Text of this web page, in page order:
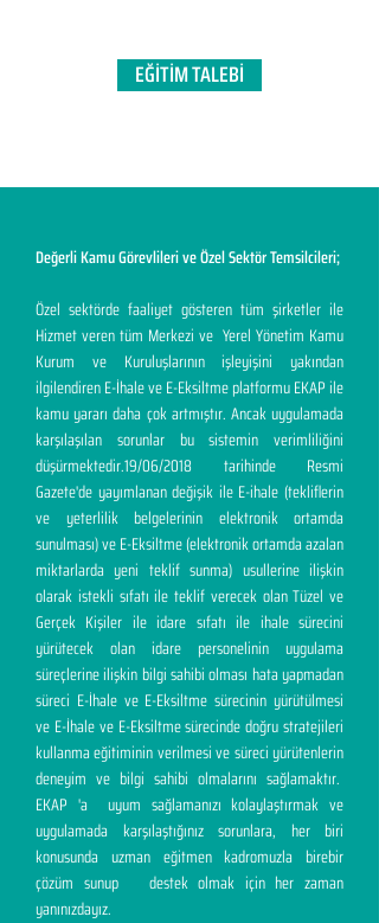
EĞİTİM TALEBİ
Değerli Kamu Görevlileri ve Özel Sektör Temsilcileri;
Özel sektörde faaliyet gösteren tüm şirketler ile
Hizmet veren tüm Merkezi ve Yerel Yönetim Kamu
Kurum ve Kuruluşlarının işleyişini yakından
ilgilendiren E-İhale ve E-Eksiltme platformu EKAP ile
kamu yararı daha çok artmıştır. Ancak uygulamada
karşılaşılan sorunlar bu sistemin verimliliğini
düşürmektedir.19/06/2018 tarihinde Resmi
Gazete'de yayımlanan değişik ile E-ihale (tekliflerin
ve yeterlilik belgelerinin elektronik ortamda
sunulması) ve E-Eksiltme (elektronik ortamda azalan
miktarlarda yeni teklif sunma) usullerine ilişkin
olarak istekli sıfatı ile teklif verecek olan Tüzel ve
Gerçek Kişiler ile idare sıfatı ile ihale sürecini
yürütecek olan idare personelinin uygulama
süreçlerine ilişkin bilgi sahibi olması hata yapmadan
süreci E-İhale ve E-Eksiltme sürecinin yürütülmesi
ve E-İhale ve E-Eksiltme sürecinde doğru stratejileri
kullanma eğitiminin verilmesi ve süreci yürütenlerin
deneyim ve bilgi sahibi olmalarını sağlamaktır.
EKAP 'a uyum sağlamanızı kolaylaştırmak ve
uygulamada karşılaştığınız sorunlara, her biri
konusunda uzman eğitmen kadromuzla birebir
çözüm sunup destek olmak için her zaman
yanınızdayız.